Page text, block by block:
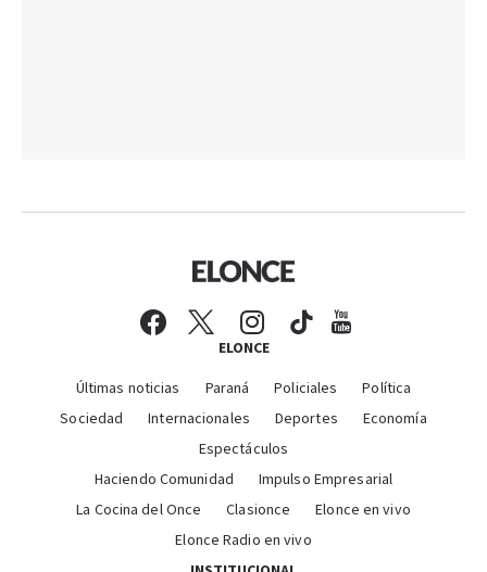
ELONCE
Últimas noticias Paraná Policiales
Política
Sociedad
Internacionales Deportes
Economía
Espectáculos
Haciendo Comunidad
Impulso Empresarial
La Cocina del Once
Clasionce
Elonce en vivo
Elonce Radio en vivo